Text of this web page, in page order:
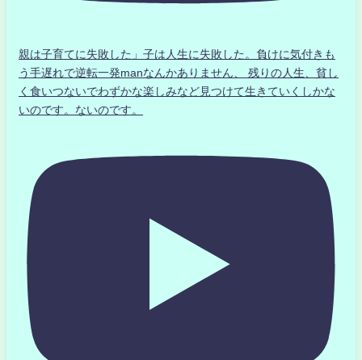
親は子育てに失敗した」子は人生に失敗した。負けに気付きも
う手遅れで逆転一発manなんかありません、 残りの人生、貧し
く食いつないでわずかな楽しみなど見つけて生きていくしかな
いのです。ないのです。